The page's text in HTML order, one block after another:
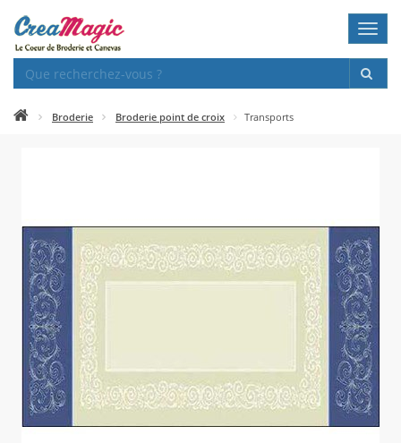
Broderie Broderie point de croix Transports